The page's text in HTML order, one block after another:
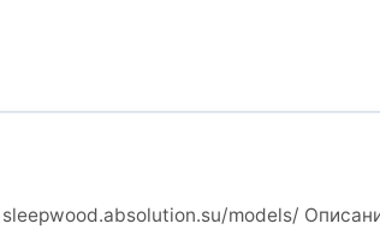
models/